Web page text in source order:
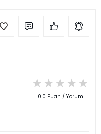
0.0 Puan / Yorum